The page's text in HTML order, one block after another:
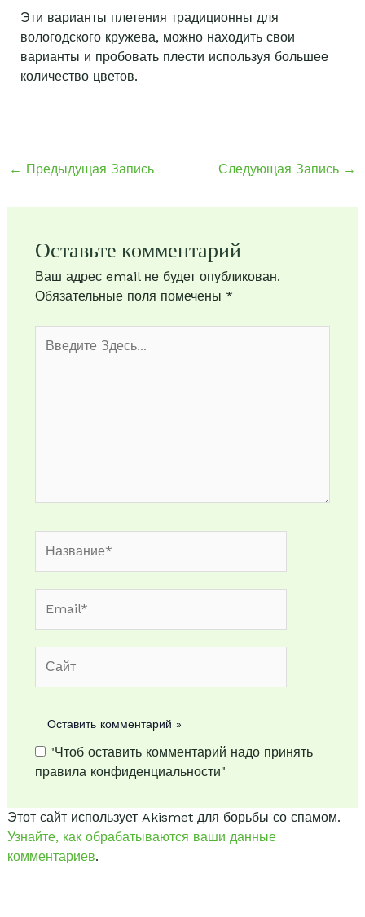
Эти варианты плетения традиционны для
вологодского кружева, можно находить свои
варианты и пробовать плести используя большее
количество цветов.
← Предыдущая Запись Следующая Запись →
Оставьте комментарий
Ваш адрес email не будет опубликован.
Обязательные поля помечены *
здесь...
"Чтоб оставить комментарий надо принять
правила конфиденциальности"
Этот сайт использует Akismet для борьбы со спамом.
Узнайте, как обрабатываются ваши данные
комментариев.